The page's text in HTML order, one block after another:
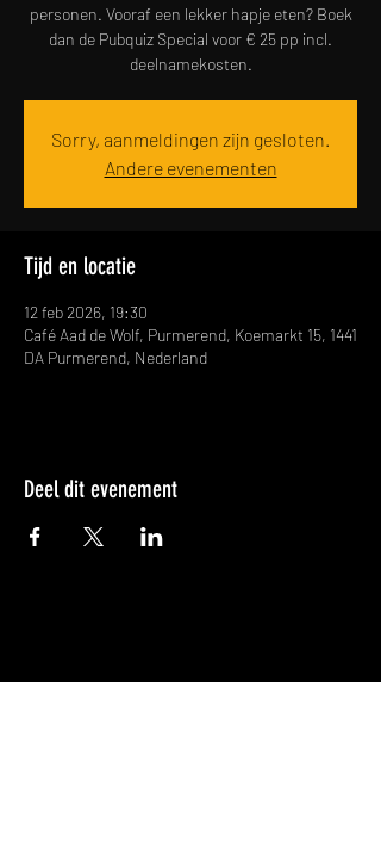
personen. Vooraf een lekker hapje eten? Boek
dan de Pubquiz Special voor € 25 pp incl.
deelnamekosten.
Sorry, aanmeldingen zijn gesloten.
Andere evenementen
Tijd en locatie
12 feb 2026, 19:30
Café Aad de Wolf, Purmerend, Koemarkt 15, 1441
DA Purmerend, Nederland
Deel dit evenement